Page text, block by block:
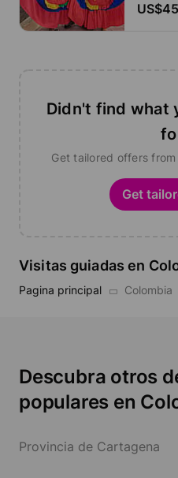
Didn't find what
Get tailored offers
Get
Visitas guiadas en
Pagina principal Colombia
Descubra otros
populares en
Provincia de Cartagena